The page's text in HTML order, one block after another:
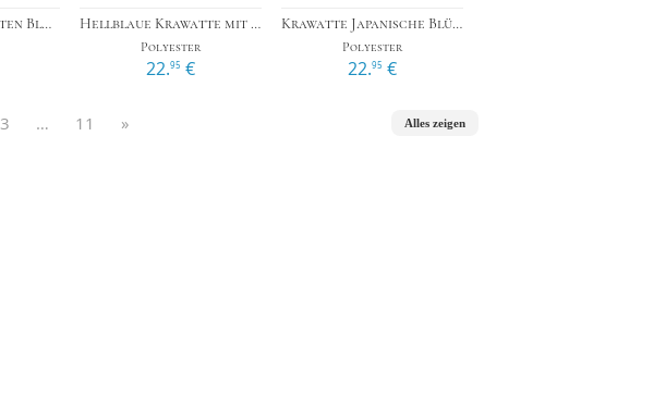
Krawatte mit bunten Blumen Hellblaue Krawatte mit Rosen
Polyester
22.95 €
Krawatte Japanische Blüte - Altrosa
Polyester
22.95 €
3 … 11 » Alles zeigen